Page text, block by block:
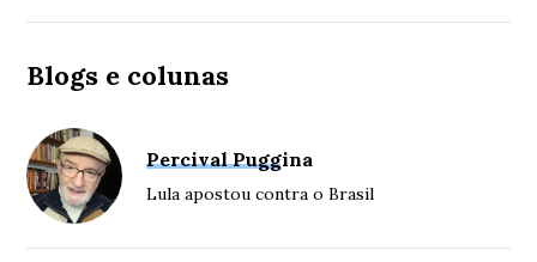
Blogs e colunas
Percival Puggina
Lula apostou contra o Brasil